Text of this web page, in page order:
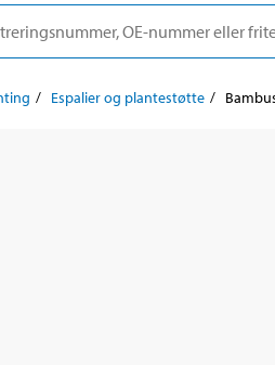
Espalier og plantestøtte